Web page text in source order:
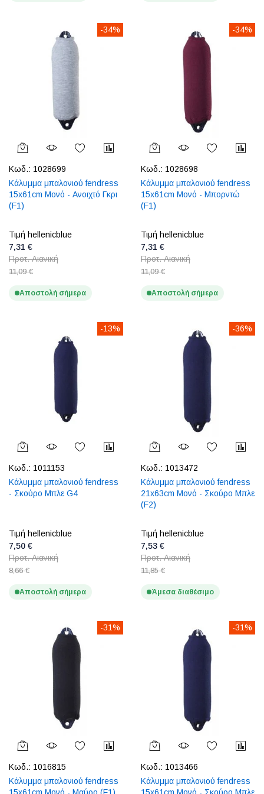
-34%
Κωδ.: 1028699
Κάλυμμα μπαλονιού fendress
15x61cm Μονό - Ανοιχτό Γκρι
(F1)
Τιμή hellenicblue
7,31 €
Προτ. Λιανική
11,09 €
Αποστολή σήμερα
-34%
Κωδ.: 1028698
Κάλυμμα μπαλονιού fendress
15x61cm Μονό - Μπορντώ
(F1)
Τιμή hellenicblue
7,31 €
Προτ. Λιανική
11,09 €
Αποστολή σήμερα
-13%
Κωδ.: 1011153
Κάλυμμα μπαλονιού fendress
- Σκούρο Μπλε G4
Τιμή hellenicblue
7,50 €
Προτ. Λιανική
8,66 €
Αποστολή σήμερα
-36%
Κωδ.: 1013472
Κάλυμμα μπαλονιού fendress
21x63cm Μονό - Σκούρο Μπλε
(F2)
Τιμή hellenicblue
7,53 €
Προτ. Λιανική
11,85 €
Άμεσα διαθέσιμο
-31%
Κωδ.: 1016815
Κάλυμμα μπαλονιού fendress
-31%
Κωδ.: 1013466
Κάλυμμα μπαλονιού fendress